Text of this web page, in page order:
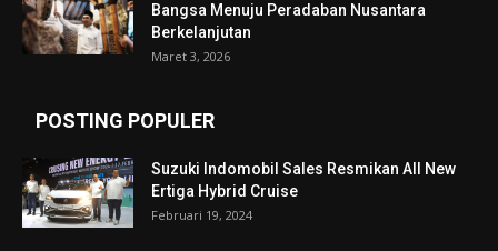
Bangsa Menuju Peradaban Nusantara
Berkelanjutan
Maret 3, 2026
POSTING POPULER
Suzuki Indomobil Sales Resmikan All New
Ertiga Hybrid Cruise
Februari 19, 2024